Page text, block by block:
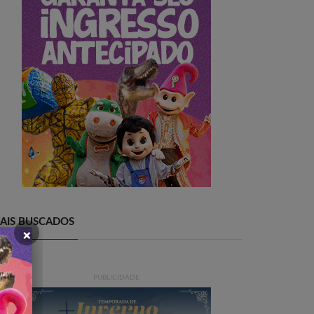
BUSCADOS
PUBLICIDADE
×